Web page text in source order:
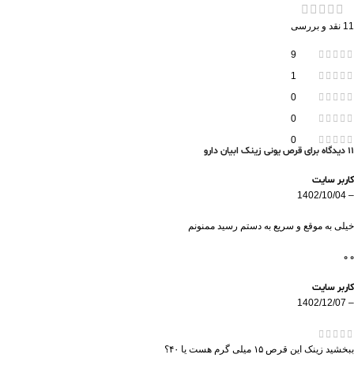
11 نقد و بررسی
9
1
0
0
0
11 دیدگاه برای قرص یونی زینک ابیان دارو
کاربر سایت
–
1402/10/04
خیلی به موقع و سریع به دستم رسید ممنونم
0
0
کاربر سایت
–
1402/12/07
ببخشید زینک این قرص ۱۵ میلی گرم هست یا ۴۰؟